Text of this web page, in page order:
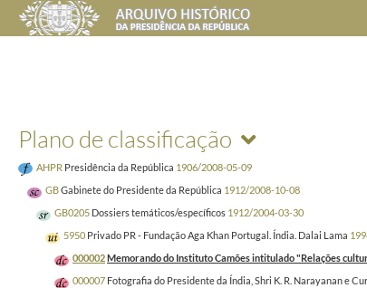
Plano de classificação
AHPR Presidência da República 1906/2008-05-09
GBGabinete do Presidente da República 1912/2008-10-08
GB0205 Dossiers temáticos/específicos 1912/2004-03-30
5950 Privado PR - Fundação Aga Khan Portugal. Índia. Dalai Lama
000002Memorando do Instituto Camões intitulado "Relações
000007 Fotografia do Presidente da Índia, Shri K. R. Narayanan e